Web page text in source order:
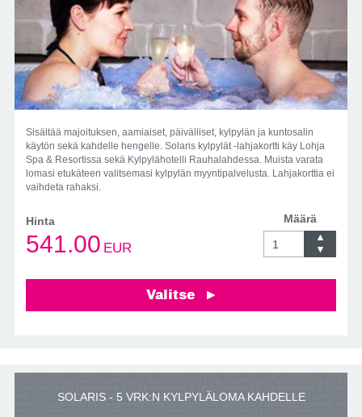
Sisältää majoituksen, aamiaiset, päivälliset, kylpylän ja kuntosalin
käytön sekä kahdelle hengelle. Solaris kylpylät -lahjakortti käy Lohja
Spa & Resortissa sekä Kylpylähotelli Rauhalahdessa. Muista varata
lomasi etukäteen valitsemasi kylpylän myyntipalvelusta. Lahjakorttia ei
vaihdeta rahaksi.
Hinta
541.00 EUR
Määrä
Valitse
SOLARIS - 5 VRK:N KYLPYLÄLOMA KAHDELLE